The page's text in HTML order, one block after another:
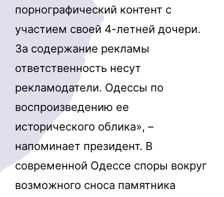
порнографический контент с
участием своей 4-летней дочери.
За содержание рекламы
ответственность несут
рекламодатели. Одессы по
воспроизведению ее
исторического облика», –
напоминает президент. В
современной Одессе споры вокруг
возможного сноса памятника